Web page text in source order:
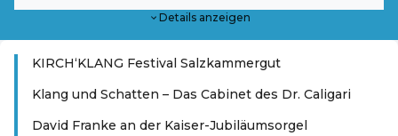
Details anzeigen
KIRCH‘KLANG Festival Salzkammergut
Klang und Schatten – Das Cabinet des Dr. Caligari
David Franke an der Kaiser-Jubiläumsorgel